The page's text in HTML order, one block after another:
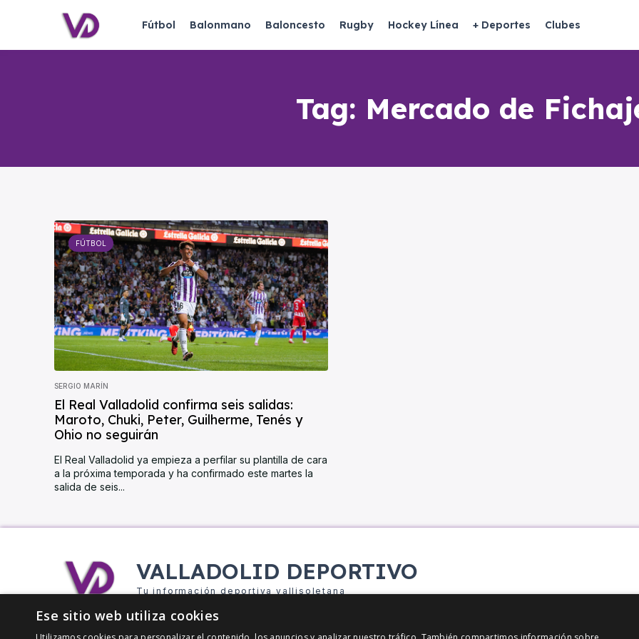
Fútbol Balonmano Baloncesto Rugby Hockey Línea + Deportes Clubes
Tag: Mercado de
FÚTBOL
SERGIO MARÍN
El Real Valladolid confirma seis salidas:
Maroto, Chuki, Peter, Guilherme, Tenés y
Ohio no seguirán
El Real Valladolid ya empieza a perfilar su plantilla de cara
a la próxima temporada y ha confirmado este martes la
salida de seis...
VALLADOLID DEPORTIVO
Tu información deportiva vallisoletana
Ese sitio web utiliza cookies